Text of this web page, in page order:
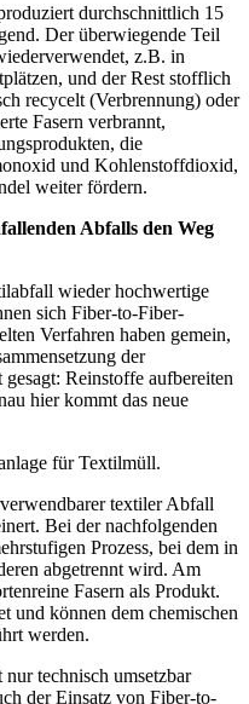
durchschnittlich 15
Der überwiegende Teil
z.B. in
und der Rest stofflich
recycelt (Verbrennung) oder
Fasern verbrannt,
die
und Kohlenstoffdioxid,
weiter fördern.
Abfalls den Weg
wieder hochwertige
sich Fiber-to-Fiber-
Verfahren haben gemein,
der
Reinstoffe aufbereiten
hier kommt das neue
für Textilmüll.
textiler Abfall
Bei der nachfolgenden
Prozess, bei dem in
abgetrennt wird. Am
Fasern als Produkt.
und können dem chemischen
werden.
technisch umsetzbar
der Einsatz von Fiber-to-